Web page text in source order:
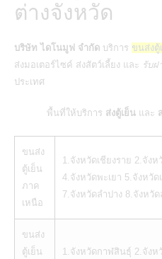
ต่างจังหวัด
บริษัท ไดโนมูฟ จำกัด บริการ ขนส่งตู้
ส่งมอเตอร์ไซค์ ส่งสัตว์เลี้ยง และ รับฝ
ประเทศ
พื้นที่ให้บริการ ส่งตู้เย็น และ
ขนส่ง
ตู้เย็น
ภาค
เหนือ
1.จังหวัดเชียงราย 2.จัง
4.จังหวัดพะเยา 5.จังหวั
7.จังหวัดลำปาง 8.จังหวั
ขนส่ง
ตู้เย็น
1.จังหวัดกาฬสินธุ์ 2.จัง